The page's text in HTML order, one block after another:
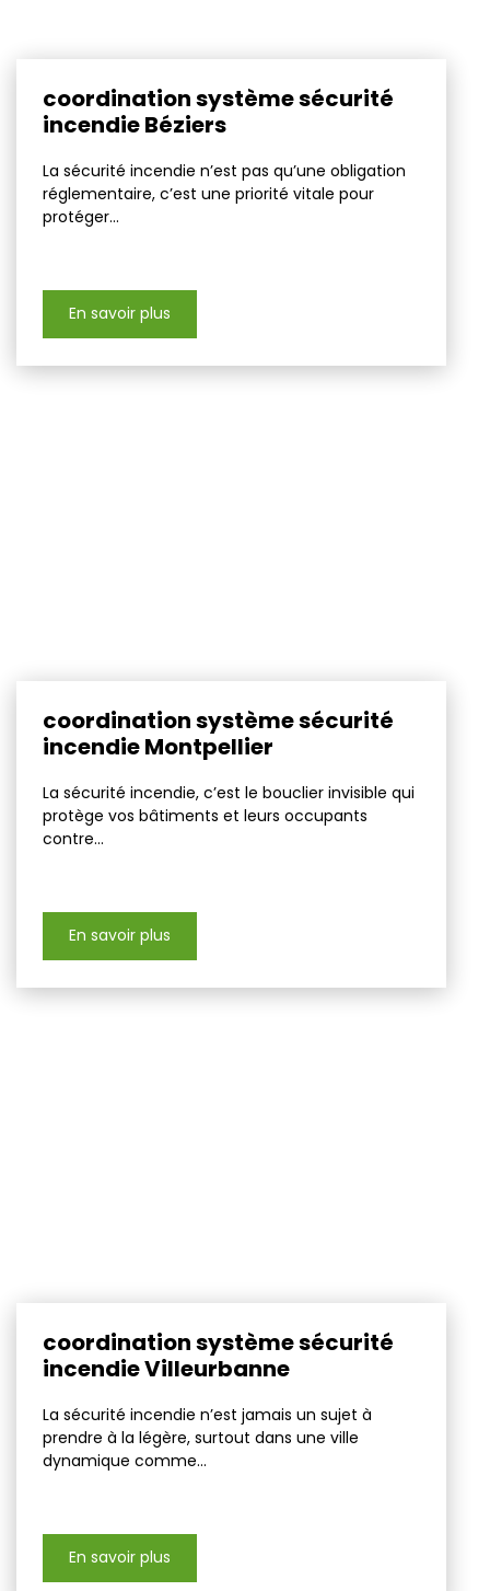
coordination système sécurité
incendie Béziers
La sécurité incendie n’est pas qu’une obligation
réglementaire, c’est une priorité vitale pour
protéger...
En savoir plus
coordination système sécurité
incendie Montpellier
La sécurité incendie, c’est le bouclier invisible qui
protège vos bâtiments et leurs occupants
contre...
En savoir plus
coordination système sécurité
incendie Villeurbanne
La sécurité incendie n’est jamais un sujet à
prendre à la légère, surtout dans une ville
dynamique comme...
En savoir plus